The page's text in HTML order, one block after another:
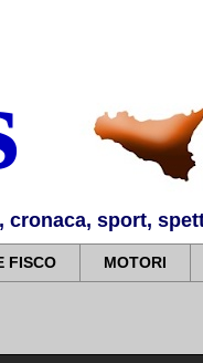
sport,
FISCO MOTORI